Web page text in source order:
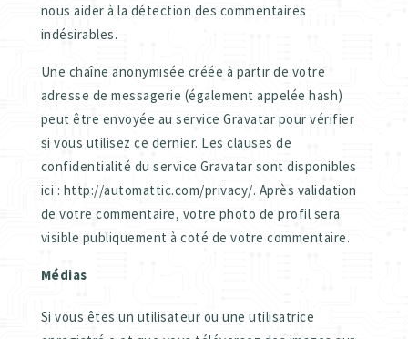
nous aider à la détection des commentaires
indésirables.
Une chaîne anonymisée créée à partir de votre
adresse de messagerie (également appelée hash)
peut être envoyée au service Gravatar pour vérifier
si vous utilisez ce dernier. Les clauses de
confidentialité du service Gravatar sont disponibles
ici : http://automattic.com/privacy/. Après validation
de votre commentaire, votre photo de profil sera
visible publiquement à coté de votre commentaire.
Médias
Si vous êtes un utilisateur ou une utilisatrice